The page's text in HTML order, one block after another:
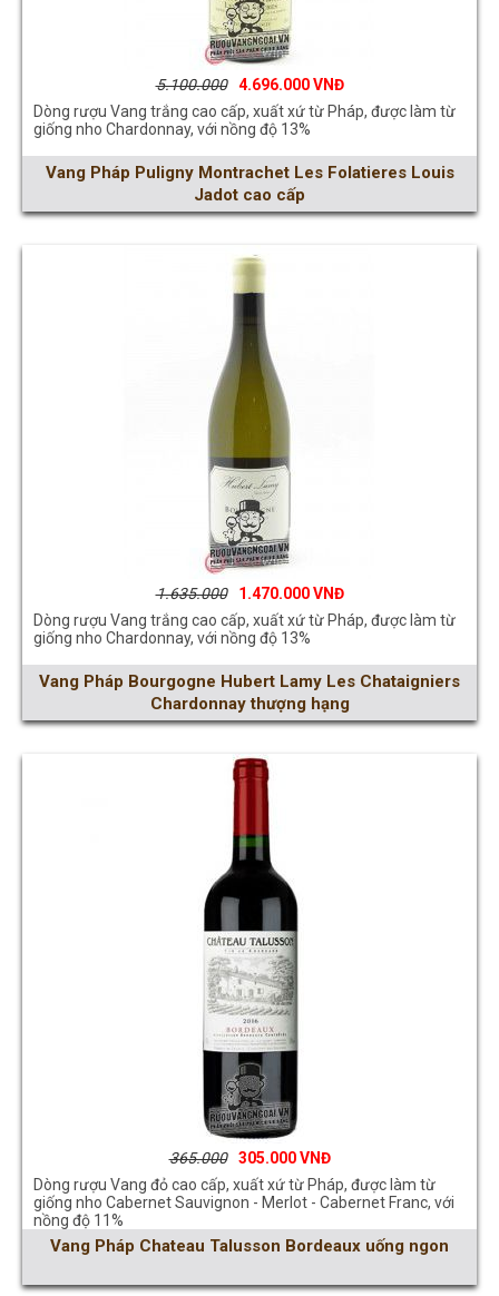
5.100.000
4.696.000
Dòng rượu Vang trắng cao cấp, xuất xứ từ Pháp, được làm từ
giống nho Chardonnay, với nồng độ 13%
Vang Pháp Puligny Montrachet Les Folatieres Louis
Jadot cao cấp
1.635.000
1.470.000
Dòng rượu Vang trắng cao cấp, xuất xứ từ Pháp, được làm từ
giống nho Chardonnay, với nồng độ 13%
Vang Pháp Bourgogne Hubert Lamy Les Chataigniers
Chardonnay thượng hạng
365.000
305.000
Dòng rượu Vang đỏ cao cấp, xuất xứ từ Pháp, được làm từ
giống nho Cabernet Sauvignon - Merlot - Cabernet Franc, với
nồng độ 11%
Vang Pháp Chateau Talusson Bordeaux uống ngon